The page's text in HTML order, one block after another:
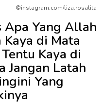
©instagram.com/liza.rosalita
Apa Yang Allah
Kaya di Mata
Kaya di
Jangan Latah
Yang